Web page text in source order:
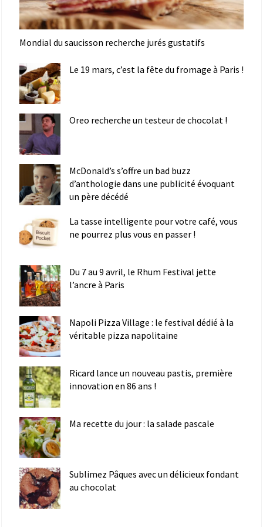
Mondial du saucisson recherche jurés gustatifs
Le 19 mars, c’est la fête du fromage à Paris !
Oreo recherche un testeur de chocolat !
McDonald’s s’offre un bad buzz
d’anthologie dans une publicité évoquant
un père décédé
La tasse intelligente pour votre café, vous
ne pourrez plus vous en passer !
Du 7 au 9 avril, le Rhum Festival jette
l’ancre à Paris
Napoli Pizza Village : le festival dédié à la
véritable pizza napolitaine
Ricard lance un nouveau pastis, première
innovation en 86 ans !
Ma recette du jour : la salade pascale
Sublimez Pâques avec un délicieux fondant
au chocolat